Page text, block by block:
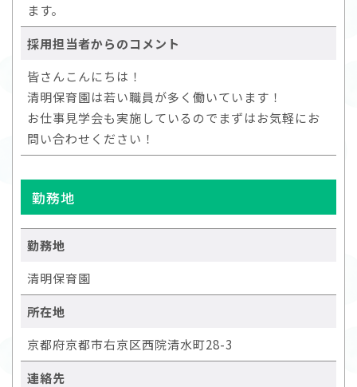
ます。
採用担当者からのコメント
皆さんこんにちは！
清明保育園は若い職員が多く働いています！
お仕事見学会も実施しているのでまずはお気軽にお
問い合わせください！
勤務地
勤務地
清明保育園
所在地
京都府京都市右京区西院清水町28-3
連絡先